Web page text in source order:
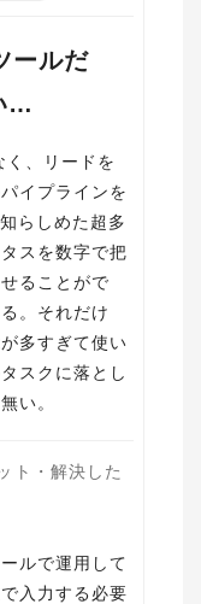
ールだ
…
く、リードを
イプラインを
らしめた超多
スを数字で把
ることがで
。それだけ
多すぎて使い
スクに落とし
い。
ト・解決した
ルで運用して
入力する必要